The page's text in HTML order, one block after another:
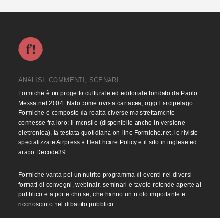
ANALISI, COMMENTI, SCENARI
Formiche è un progetto culturale ed editoriale fondato da Paolo
Messa nel 2004. Nato come rivista cartacea, oggi l’arcipelago
Formiche è composto da realtà diverse ma strettamente
connesse fra loro: il mensile (disponibile anche in versione
elettronica), la testata quotidiana on-line Formiche.net, le riviste
specializzate Airpress e Healthcare Policy e il sito in inglese ed
arabo Decode39.
Formiche vanta poi un nutrito programma di eventi nei diversi
formati di convegni, webinair, seminari e tavole rotonde aperte al
pubblico e a porte chiuse, che hanno un ruolo importante e
riconosciuto nel dibattito pubblico.